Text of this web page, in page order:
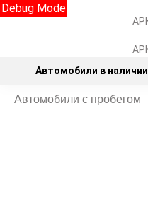
Debug Mode
Автомобили в наличии
Автомобили с пробегом